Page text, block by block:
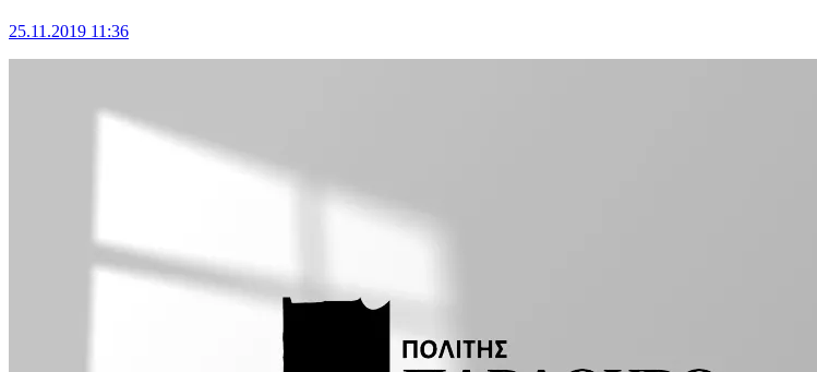
25.11.2019 11:36